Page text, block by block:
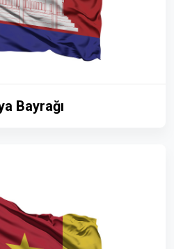
Bayrağı